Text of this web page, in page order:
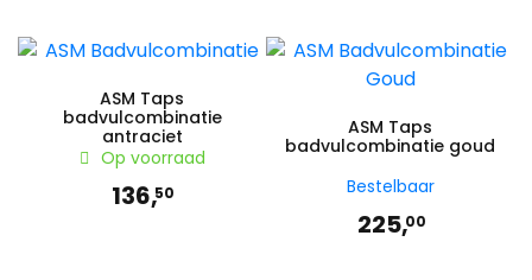
ASM Taps
badvulcombinatie
antraciet
Op voorraad
136,50
ASM Taps
badvulcombinatie goud
Bestelbaar
225,00